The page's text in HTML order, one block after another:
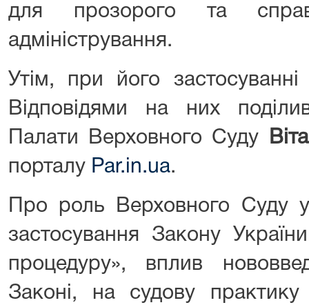
для прозорого та
адміністрування.
Утім, при його
Відповідями на них
Палати Верховного Суду
порталу Par.in.ua.
Про роль Верховного Суду
застосування Закону
процедуру», вплив
Законі, на судову